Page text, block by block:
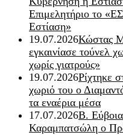
Επιμελητήριο το
Εστίαση»
19.07.2026Κώστας
εγκαινίασε τούνελ
χωρίς γιατρούς»
19.07.2026Ρίχτηκε
χωριό του ο
τα εναέρια μέσα
17.07.2026Β.
Καραμπατσώλη ο